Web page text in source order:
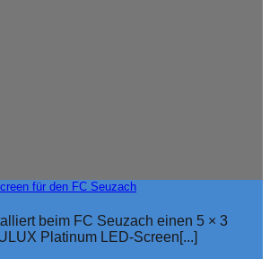
für den FC Seuzach
beim FC Seuzach einen 5 × 3
Platinum LED-Screen[...]